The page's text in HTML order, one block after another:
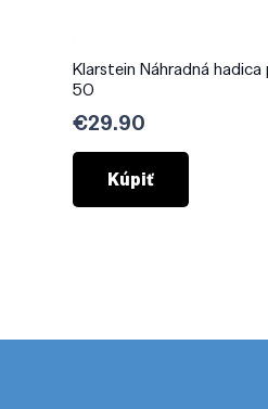
Klarstein Náhradná
50
€29.90
Kúpiť